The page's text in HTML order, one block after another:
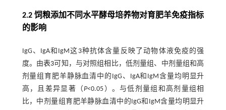
2.2 饲粮添加不同水平酵母培养物对育肥羊免疫指标
的影响
IgG、IgA和IgM这3种抗体含量反映了动物体液免疫的强
度。由表3可知，与对照组相比，低剂量组、中剂量组和高
剂量组育肥羊静脉血清中的IgG、IgA和IgM含量均明显升
高，且差异显著（P<0.05）。与低剂量组和高剂量组相
比，中剂量组育肥羊静脉血清中的IgG和IgM含量均明显升